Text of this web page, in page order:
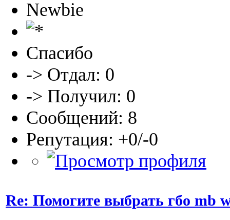
Newbie
Спасибо
-> Отдал: 0
-> Получил: 0
Сообщений: 8
Репутация: +0/-0
Re: Помогите выбрать гбо mb